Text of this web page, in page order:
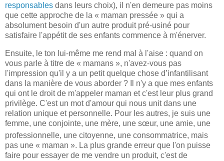
responsables dans leurs choix), il n'en demeure pas moins
que cette approche de la « maman pressée » qui a
absolument besoin d'un autre produit pré-usiné pour
satisfaire l'appétit de ses enfants commence à m'énerver.
Ensuite, le ton lui-même me rend mal à l'aise : quand on
vous parle à titre de « mamans », n'avez-vous pas
l'impression qu'il y a un petit quelque chose d’infantilisant
dans la manière de vous aborder ? Il n'y a que mes enfants
qui ont le droit de m'appeler maman et c'est leur plus grand
privilège. C'est un mot d'amour qui nous unit dans une
relation unique et personnelle. Pour les autres, je suis une
femme, une conjointe, une mère, une sœur, une amie, une
professionnelle, une citoyenne, une consommatrice, mais
pas une « maman ». La plus grande erreur que l'on puisse
faire pour essayer de me vendre un produit, c'est de